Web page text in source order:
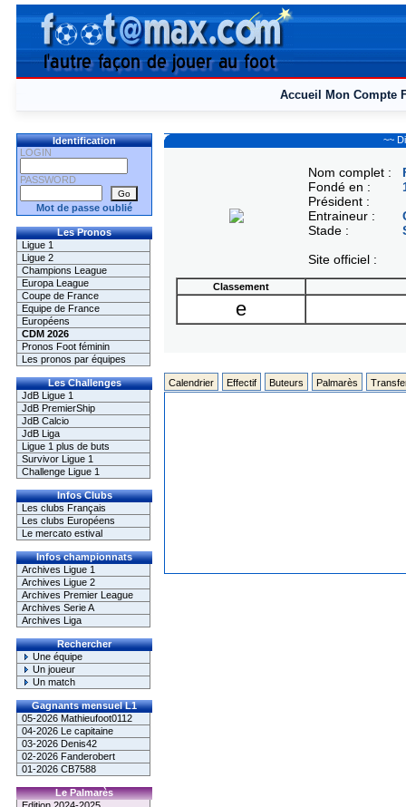
Accueil Mon Compte
Identification
LOGIN
PASSWORD
Mot de passe oublié
Les Pronos
Ligue 1
Ligue 2
Champions League
Europa League
Coupe de France
Equipe de France
Européens
CDM 2026
Pronos Foot féminin
Les pronos par équipes
Les Challenges
JdB Ligue 1
JdB PremierShip
JdB Calcio
JdB Liga
Ligue 1 plus de buts
Survivor Ligue 1
Challenge Ligue 1
Infos Clubs
Les clubs Français
Les clubs Européens
Le mercato estival
Infos championnats
Archives Ligue 1
Archives Ligue 2
Archives Premier League
Archives Serie A
Archives Liga
Rechercher
Une équipe
Un joueur
Un match
Gagnants mensuel L1
05-2026 Mathieufoot0112
04-2026 Le capitaine
03-2026 Denis42
02-2026 Fanderobert
01-2026 CB7588
Le Palmarès
~~
Nom complet :
Fondé en :
Président :
Entraineur :
Stade :
Site officiel :
Classement
e
Calendrier Effectif Buteurs Palmarès